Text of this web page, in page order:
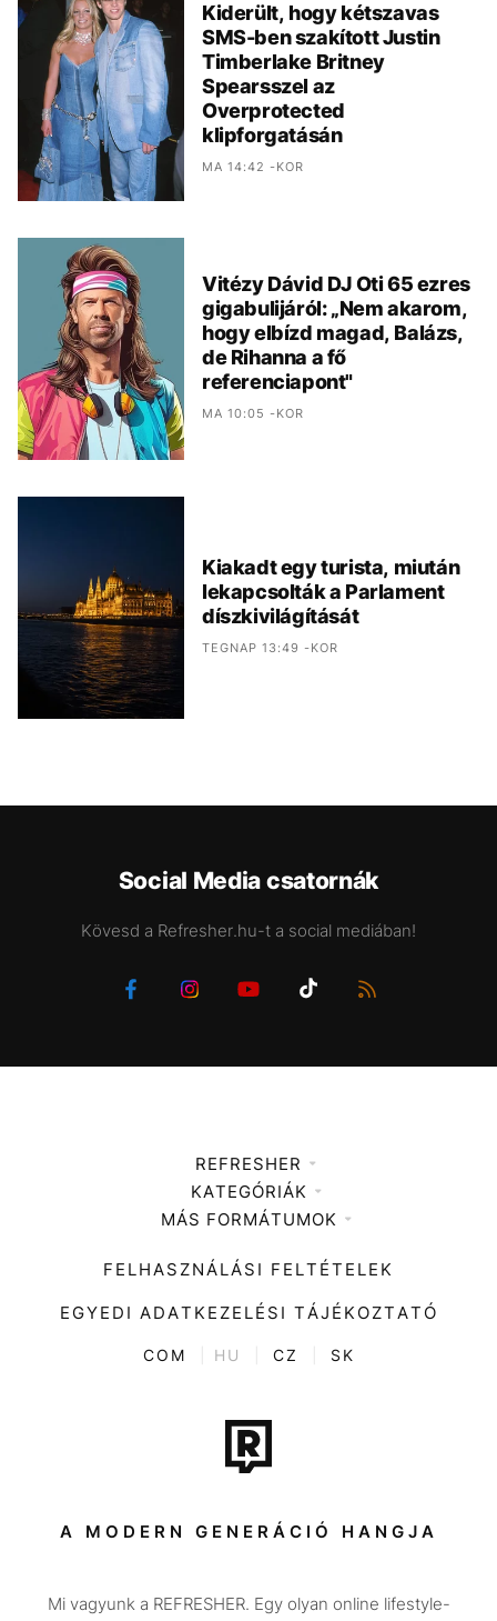
Kiderült, hogy kétszavas
SMS-ben szakított Justin
Timberlake Britney
Spearsszel az
Overprotected
klipforgatásán
MA 14:42 -KOR
Vitézy Dávid DJ Oti 65 ezres
gigabulijáról: „Nem akarom,
hogy elbízd magad, Balázs,
de Rihanna a fő
referenciapont"
MA 10:05 -KOR
Kiakadt egy turista, miután
lekapcsolták a Parlament
díszkivilágítását
TEGNAP 13:49 -KOR
Social Media csatornák
Kövesd a Refresher.hu-t a social mediában!
REFRESHER
Médiaajánlat
KATEGÓRIÁK
Zene
Divat
Kultúra
ENTR
Tech-Tudomány
Sport
Társadalom
Utazás
MÁS FORMÁTUMOK
FELHASZNÁLÁSI FELTÉTELEK
EGYEDI ADATKEZELÉSI TÁJÉKOZTATÓ
COM HU CZ SK
A MODERN GENERÁCIÓ HANGJA
Mi vagyunk a REFRESHER. Egy olyan online lifestyle-